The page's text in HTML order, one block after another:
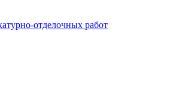
отделочных работ